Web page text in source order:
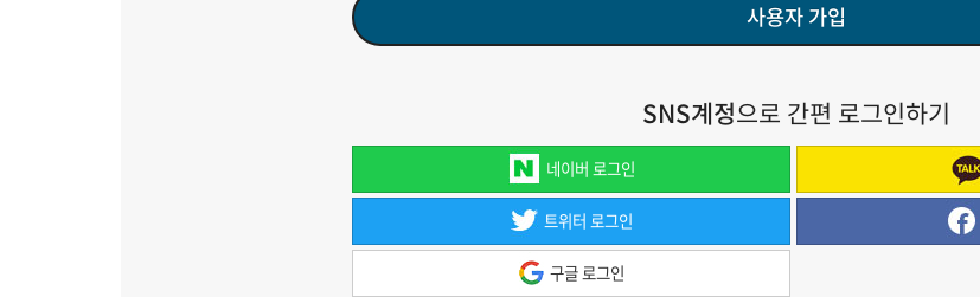
사용자 가입
SNS계정으로 간편 로그인하기
네이버 로그인
트위터 로그인
구글 로그인